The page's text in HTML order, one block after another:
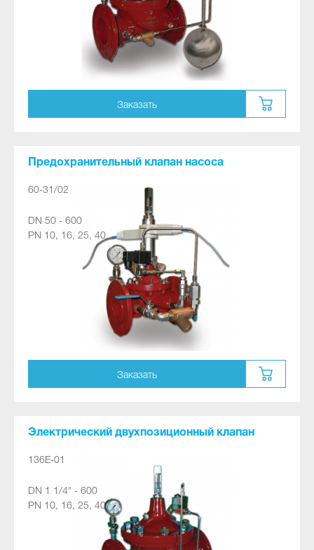
Заказать
Предохранительный клапан насоса
60-31/02
DN 50 - 600
PN 10, 16, 25, 40
Заказать
Электрический двухпозиционный клапан
136E-01
DN 1 1/4" - 600
PN 10, 16, 25, 40